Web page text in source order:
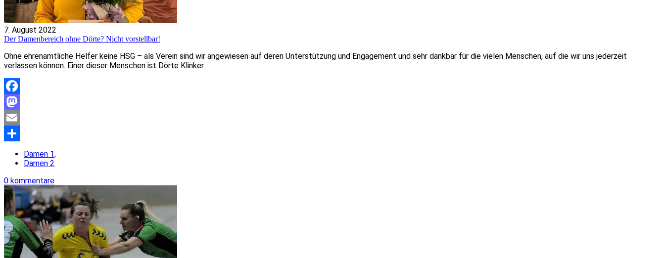
7. August 2022
Der Damenbereich ohne Dörte? Nicht vorstellbar!
Ohne ehrenamtliche Helfer keine HSG – als Verein sind wir angewiesen auf deren Unterstützung und Engagement und sehr dankbar für die vielen Menschen, auf die wir uns jederzeit
verlassen können. Einer dieser Menschen ist Dörte Klinker.
Facebook
Mastodon
Email
Teilen
Damen 1,
Damen 2
0 kommentare